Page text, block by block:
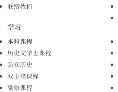
联络我们
学习
本科课程
历史文学士课程
公众历史
双主修课程
副修课程